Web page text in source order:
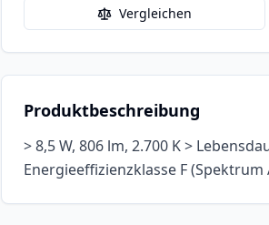
Vergleichen
Produktbeschreibung
> 8,5 W, 806 lm, 2.700 K >
Energieeffizienzklasse F (Spektrum